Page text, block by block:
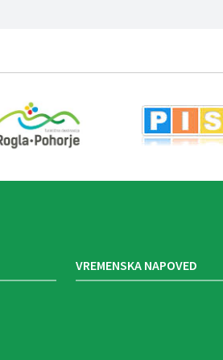
VREMENSKA NAPOVED